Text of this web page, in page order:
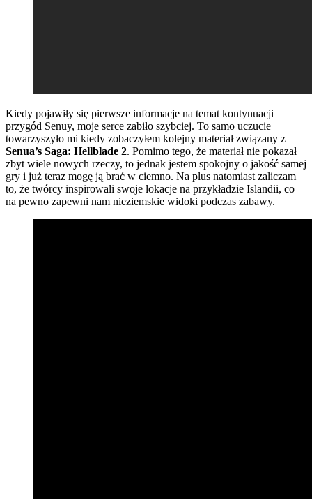
Kiedy pojawiły się pierwsze informacje na temat kontynuacji
przygód Senuy, moje serce zabiło szybciej. To samo uczucie
towarzyszyło mi kiedy zobaczyłem kolejny materiał związany z
Senua’s Saga: Hellblade 2. Pomimo tego, że materiał nie pokazał
zbyt wiele nowych rzeczy, to jednak jestem spokojny o jakość samej
gry i już teraz mogę ją brać w ciemno. Na plus natomiast zaliczam
to, że twórcy inspirowali swoje lokacje na przykładzie Islandii, co
na pewno zapewni nam nieziemskie widoki podczas zabawy.